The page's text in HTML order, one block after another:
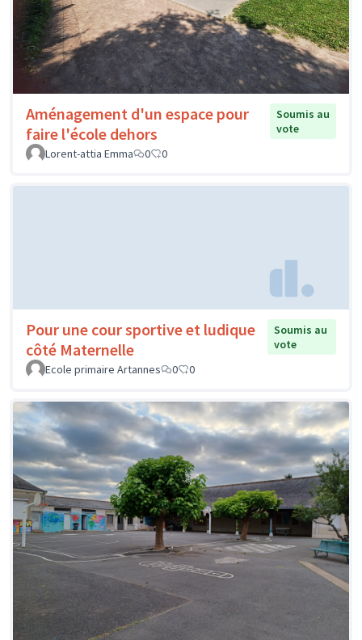
Aménagement d'un espace pour
faire l'école dehors
Soumis au
vote
Lorent-attia Emma
0 0
Pour une cour sportive et ludique
côté Maternelle
Soumis au
vote
Ecole primaire Artannes
0 0